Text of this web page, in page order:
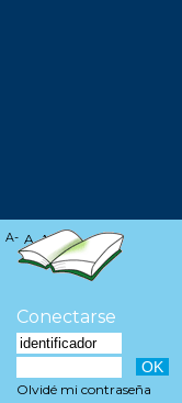
A- A A+
Conectarse
Olvidé mi contraseña